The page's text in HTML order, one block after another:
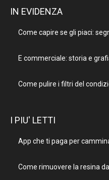
IN EVIDENZA
Come capire se gli piaci:
E commerciale: storia e
Come pulire i filtri del
I PIU' LETTI
App che ti paga per
Come rimuovere la resina